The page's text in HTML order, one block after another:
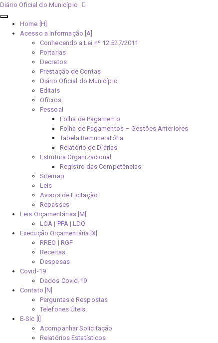
Diário Oficial do Município
Home [H]
Acesso a Informação [A]
Conhecendo a Lei nº 12.527/2011
Portarias
Decretos
Prestação de Contas
Diário Oficial do Município
Editais
Ofícios
Pessoal
Folha de Pagamento
Folha de Pagamentos – Gestões Anteriores
Tabela Remuneratória
Relatório de Diárias
Estrutura Organizacional
Registro das Competências
Sitemap
Leis
Avisos de Licitação
Repasses
Leis Orçamentárias [M]
LOA | PPA | LDO
Execução Orçamentária [X]
RREO | RGF
Receitas
Despesas
Covid-19
Dados Covid-19
Contato [N]
Perguntas e Respostas
Telefones Úteis
E-Sic [I]
Acompanhar Solicitação
Relatórios Estatísticos